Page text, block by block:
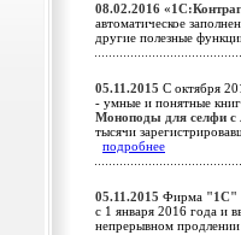
08.02.2016
автоматическое
другие полезные
05.11.2015 С октября
- умные и понятные
Моноподы для селфи с
тысячи
подробнее
05.11.2015 Фирма "1С"
c 1 января 2016 года и
непрерывном